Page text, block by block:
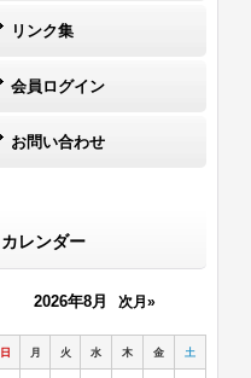
リンク集
会員ログイン
お問い合わせ
カレンダー
2026年8月 次月»
日 月 火 水 木 金 土